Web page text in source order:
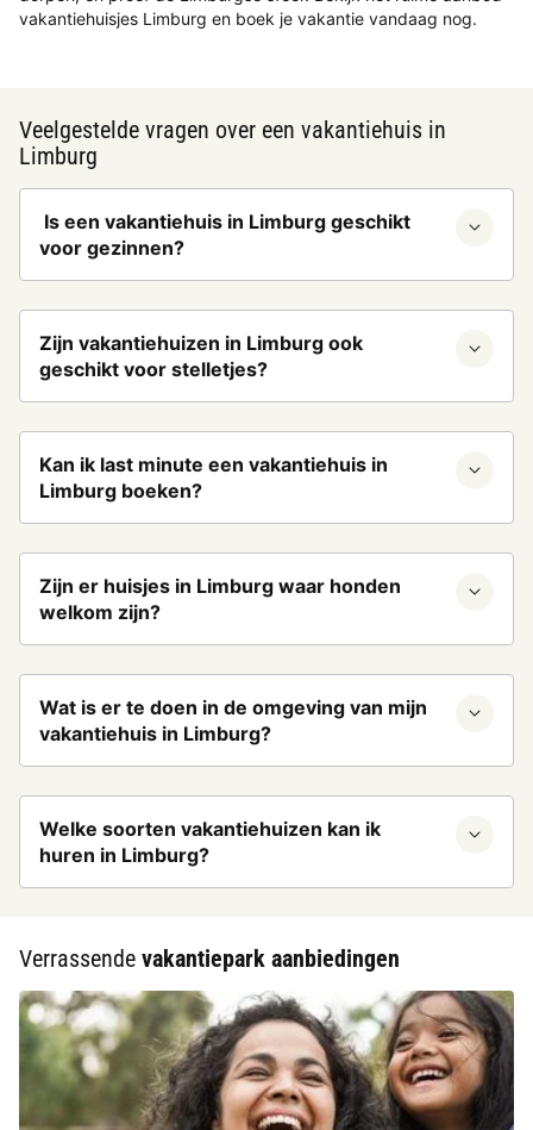
vakantiehuisjes Limburg en boek je vakantie vandaag nog.
Veelgestelde vragen over een vakantiehuis in
Limburg
Is een vakantiehuis in Limburg geschikt
voor gezinnen?
Zijn vakantiehuizen in Limburg ook
geschikt voor stelletjes?
Kan ik last minute een vakantiehuis in
Limburg boeken?
Zijn er huisjes in Limburg waar honden
welkom zijn?
Wat is er te doen in de omgeving van mijn
vakantiehuis in Limburg?
Welke soorten vakantiehuizen kan ik
huren in Limburg?
Verrassende vakantiepark aanbiedingen